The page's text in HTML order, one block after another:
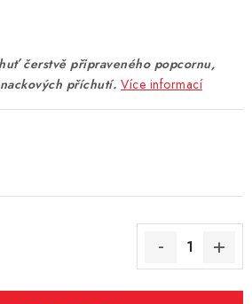
Recenze
čerstvě připraveného popcornu,
příchutí. Více informací